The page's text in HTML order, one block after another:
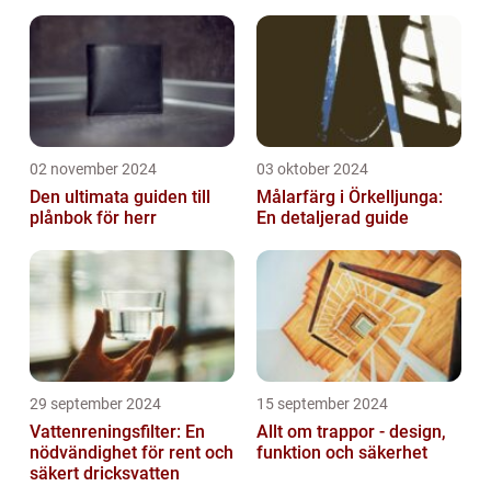
02 november 2024
Den ultimata guiden till
plånbok för herr
03 oktober 2024
Målarfärg i Örkelljunga:
En detaljerad guide
29 september 2024
Vattenreningsfilter: En
nödvändighet för rent och
säkert dricksvatten
15 september 2024
Allt om trappor - design,
funktion och säkerhet